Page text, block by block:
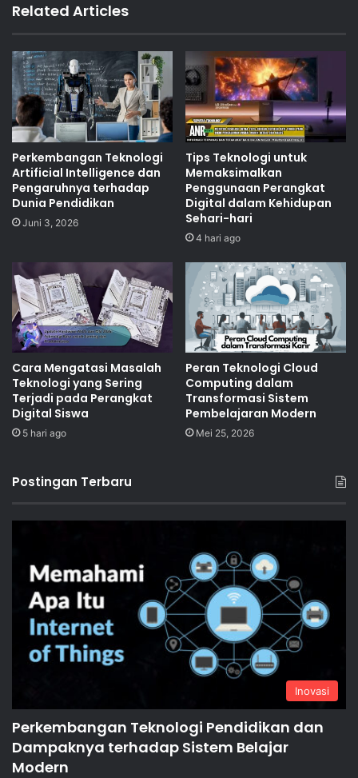
Related Articles
Perkembangan Teknologi
Artificial Intelligence dan
Pengaruhnya terhadap
Dunia Pendidikan
Juni 3, 2026
Tips Teknologi untuk
Memaksimalkan
Penggunaan Perangkat
Digital dalam Kehidupan
Sehari-hari
4 hari ago
Cara Mengatasi Masalah
Teknologi yang Sering
Terjadi pada Perangkat
Digital Siswa
5 hari ago
Peran Teknologi Cloud
Computing dalam
Transformasi Sistem
Pembelajaran Modern
Mei 25, 2026
Postingan Terbaru
Inovasi
Perkembangan Teknologi Pendidikan dan
Dampaknya terhadap Sistem Belajar
Modern